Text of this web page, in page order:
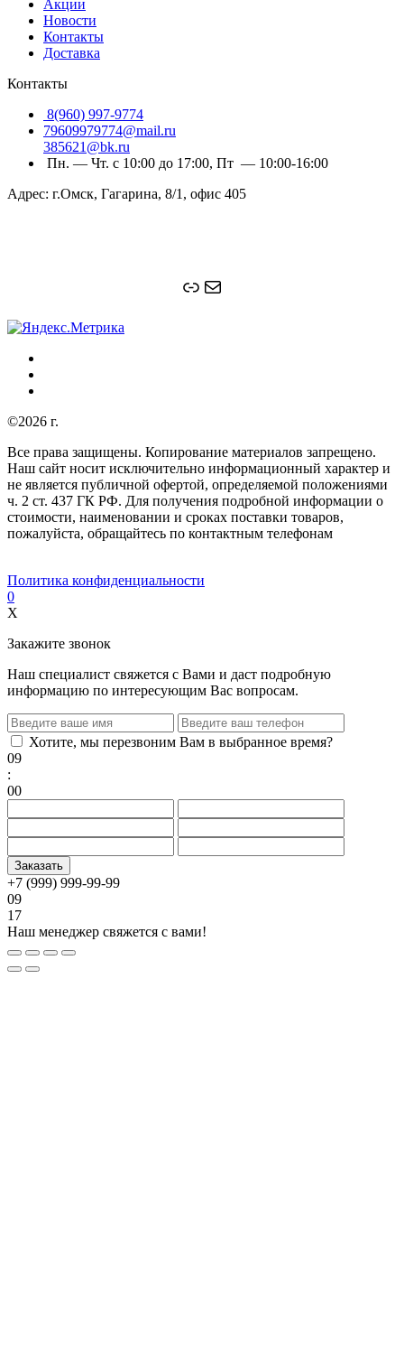
Акции
Новости
Контакты
Доставка
Контакты
8(960) 997-9774
79609979774@mail.ru
385621@bk.ru
Пн. — Чт. с 10:00 до 17:00, Пт — 10:00-16:00
Адрес: г.Омск, Гагарина, 8/1, офис 405
Ссылка
Почта
©2026 г.
Все права защищены. Копирование материалов запрещено.
Наш сайт носит исключительно информационный характер и
не является публичной офертой, определяемой положениями
ч. 2 ст. 437 ГК РФ. Для получения подробной информации о
стоимости, наименовании и сроках поставки товаров,
пожалуйста, обращайтесь по контактным телефонам
Политика конфиденциальности
0
X
Закажите звонок
Наш специалист свяжется с Вами и даст подробную
информацию по интересующим Вас вопросам.
Хотите, мы перезвоним Вам в выбранное время?
09
:
00
+7 (999) 999-99-99
09
17
Наш менеджер свяжется с вами!